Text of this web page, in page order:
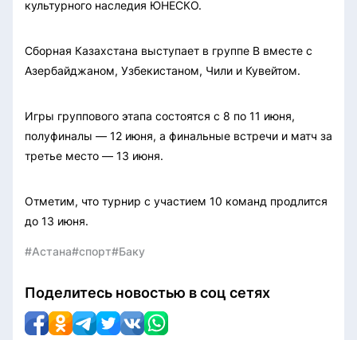
культурного наследия ЮНЕСКО.
Сборная Казахстана выступает в группе B вместе с
Азербайджаном, Узбекистаном, Чили и Кувейтом.
Игры группового этапа состоятся с 8 по 11 июня,
полуфиналы — 12 июня, а финальные встречи и матч за
третье место — 13 июня.
Отметим, что турнир с участием 10 команд продлится
до 13 июня.
#Астана#спорт#Баку
Поделитесь новостью в соц сетях